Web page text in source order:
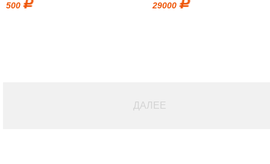
500 29000
ДАЛЕЕ